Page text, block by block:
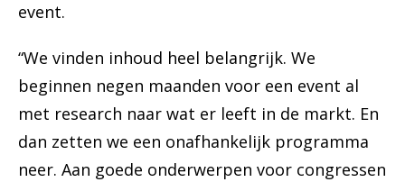
event.
“We vinden inhoud heel belangrijk. We
beginnen negen maanden voor een event al
met research naar wat er leeft in de markt. En
dan zetten we een onafhankelijk programma
neer. Aan goede onderwerpen voor congressen